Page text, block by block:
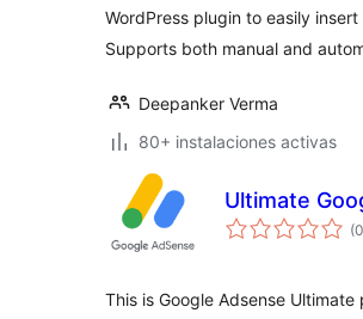
WordPress plugin to easily
Supports both manual and
Deepanker Verma
80+ instalaciones activas
Ultimate
(0
This is Google Adsense